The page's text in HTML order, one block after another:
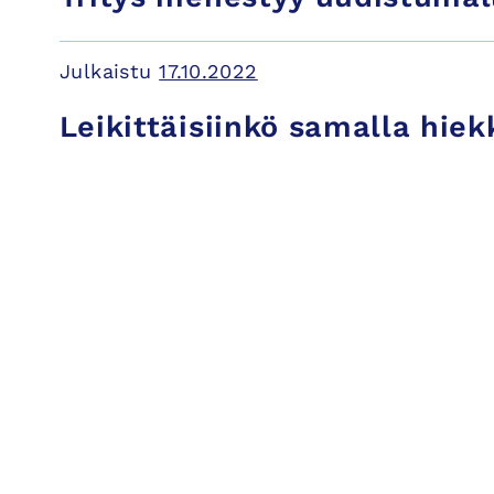
Leikittäisiinkö samalla
Julkaistu17.10.2022